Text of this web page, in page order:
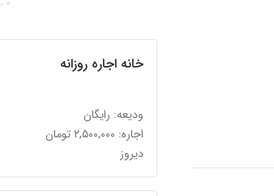
خانه اجاره روزانه
ودیعه: رایگان
اجاره: ۲,۵۰۰,۰۰۰ تومان
دیروز